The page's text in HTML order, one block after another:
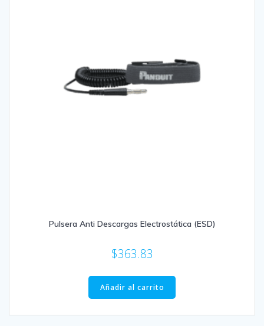
Pulsera Anti Descargas Electrostática (ESD)
$363.83
Añadir al carrito